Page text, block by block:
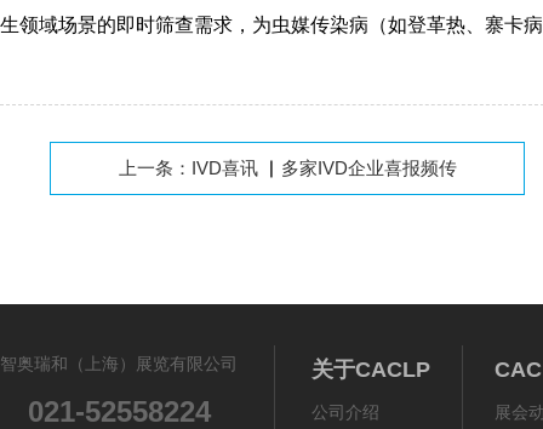
生领域场景的即时筛查需求，为虫媒传染病（如登革热、寨卡
上一条： IVD喜讯 ▏多家IVD企业喜报频传
智奥瑞和（上海）展览有限公司
021-52558224
关于CACLP
公司介绍
展会